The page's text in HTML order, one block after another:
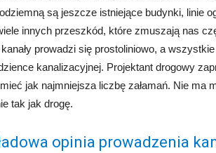
są jeszcze istniejące budynki, linie
innych przeszkód, które zmuszają nas
prowadzi się prostoliniowo, a
kanalizacyjnej. Projektant drogowy
jak najmniejsza liczbę załamań. Nie ma
tak jak drogę.
opinia prowadzenia